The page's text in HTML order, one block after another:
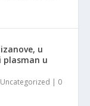
u
plasman u
Uncategorized | 0